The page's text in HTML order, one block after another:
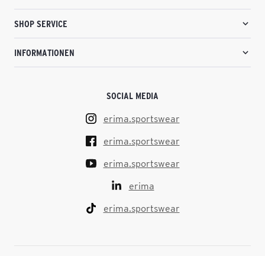
SHOP SERVICE
INFORMATIONEN
SOCIAL MEDIA
erima.sportswear
erima.sportswear
erima.sportswear
erima
erima.sportswear